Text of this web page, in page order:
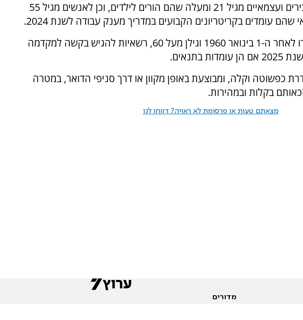
הזכאות למענק ניתנת לשכירים ועצמאיים מגיל 21 ומעלה שהם הורים לילדים, וכן לאנשים מגיל 55
עומדים בקריטריונים הקבועים במדריך מענק עבודה לשנת 2024.
בנוסף, נשים שכירות שנולדו לאחר ה-1 בינואר 1960 וגילן מעל 60, רשאיות להגיש בקשה למקדמה
כפשוטה וקלה, ומבוצעת באופן מקוון או דרך סניפי הדואר, במטרה
בקלות ובמהירות.
מצאתם טעות או פרסומת לא ראויה? דווחו לנו
מדורים